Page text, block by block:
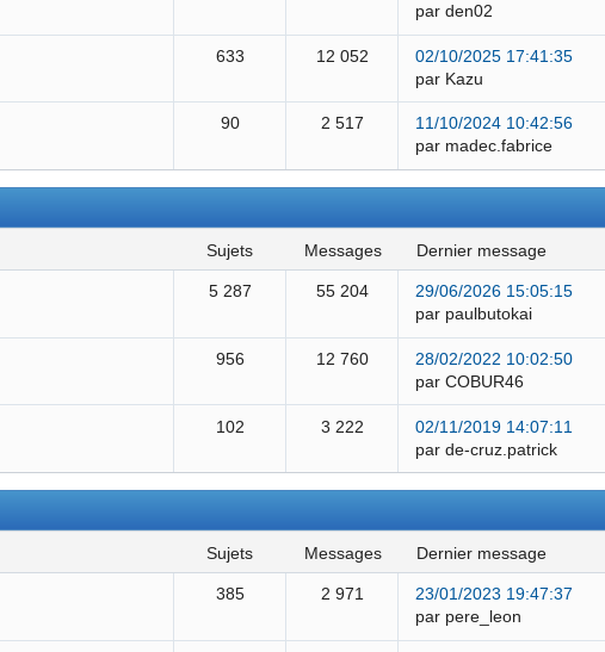
par den02
633 12 052
02/10/2025 17:41:35
par Kazu
90 2 517
11/10/2024 10:42:56
par madec.fabrice
sujets messages dernier message
5 287 55 204
29/06/2026 15:05:15
par paulbutokai
956 12 760
28/02/2022 10:02:50
par COBUR46
102 3 222
02/11/2019 14:07:11
par de-cruz.patrick
sujets messages dernier message
385 2 971
23/01/2023 19:47:37
par pere_leon